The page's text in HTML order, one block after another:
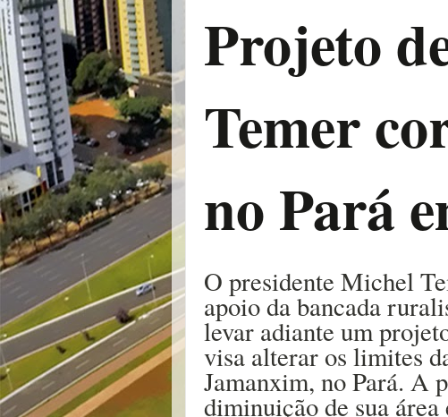
Projeto
Temer
no Pará
O presidente Michel
apoio da bancada
levar adiante um
visa alterar os limites
Jamanxim, no Pará. A
diminuição de sua